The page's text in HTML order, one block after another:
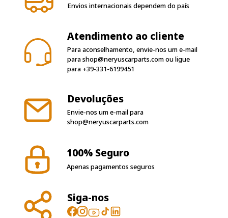
Envios internacionais dependem do país
Atendimento ao cliente
Para aconselhamento, envie-nos um e-mail
parashop@neryuscarparts.comou ligue
para +39-331-6199451
Devoluções
Envie-nos um e-mail para
shop@neryuscarparts.com
100% Seguro
Apenas pagamentos seguros
Siga-nos